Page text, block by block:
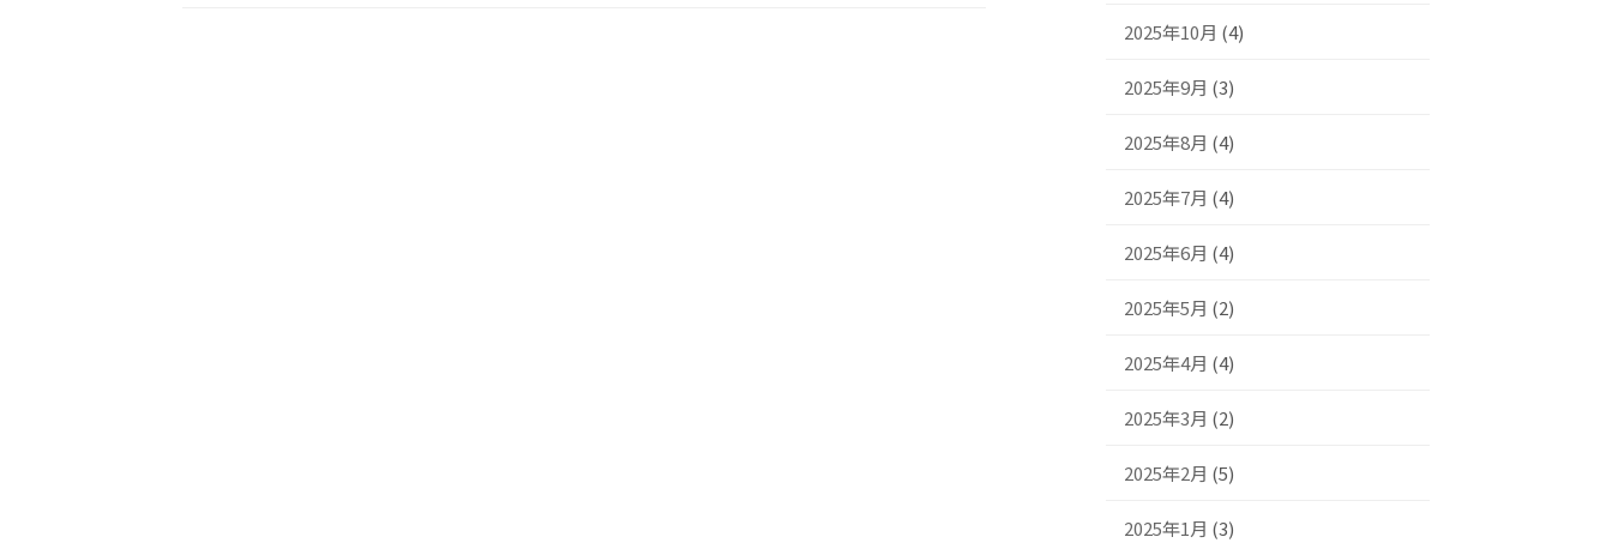
2025年10月 (4)
2025年9月 (3)
2025年8月 (4)
2025年7月 (4)
2025年6月 (4)
2025年5月 (2)
2025年4月 (4)
2025年3月 (2)
2025年2月 (5)
2025年1月 (3)